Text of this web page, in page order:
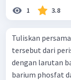
1 3.8
Tuliskan
tersebut dari peristiwa: Larutan asam
dengan larutan
barium phosfat